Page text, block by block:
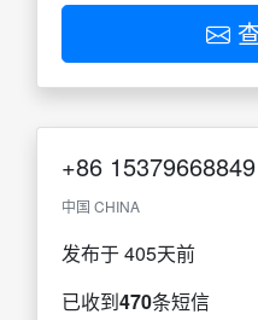
+86 15379668849
中国 CHINA
发布于 405天前
已收到470条短信